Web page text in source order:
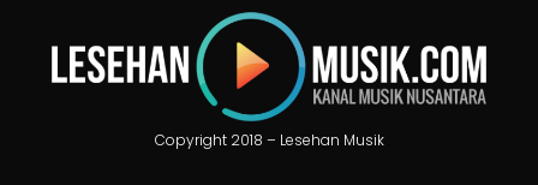
Copyright 2018 – Lesehan Musik